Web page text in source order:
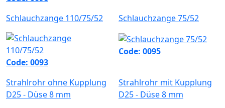
Schlauchzange 110/75/52
Code: 0093
Schlauchzange 75/52
Code: 0095
Strahlrohr ohne Kupplung
D25 - Düse 8 mm
Strahlrohr mit Kupplung
D25 - Düse 8 mm